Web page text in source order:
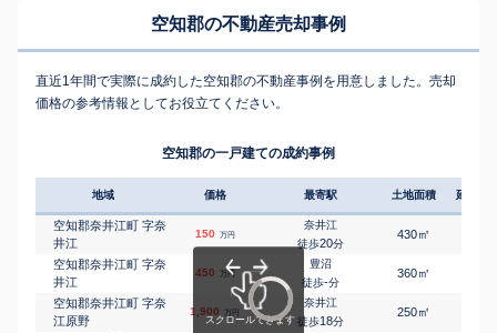
空知郡の不動産売却事例
直近1年間で実際に成約した空知郡の不動産事例を用意しました。売却
価格の参考情報としてお役立てください。
空知郡の一戸建ての成約事例
地域 価格 最寄駅 土地面積 延床面
空知郡奈井江町 字奈
井江
150 万円
奈井江
徒歩20分
430㎡
空知郡奈井江町 字奈
井江
450 万円
豊沼
徒歩-分
360㎡
空知郡奈井江町 字奈
江原野
1,900 万円
奈井江
徒歩18分
250㎡